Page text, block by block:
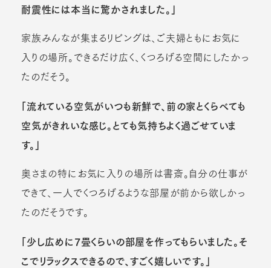
耐震性には本当に驚かされました。」
家族みんなが集まるリビングは、ご夫婦ともにお気に
入りの場所。できるだけ広く、くつろげる空間にしたかっ
たのだそう。
「流れている空気がいつも新鮮で、前の家とくらべても
空気がきれいな感じ。とても気持ちよく過ごせていま
す。」
奥さまの特にお気に入りの場所は書斎。自分の仕事が
できて、一人でくつろげるような部屋が前から欲しかっ
たのだそうです。
「少し広めに7畳くらいの部屋を作ってもらいました。そ
こでリラックスできるので、すごく嬉しいです。」